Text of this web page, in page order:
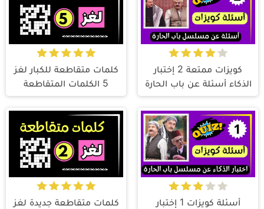
كويزات ممتعة 2 إختبار
الذكاء أسئلة عن باب الحارة
كلمات متقاطعة للكبار لغز
5 الكلمات المتقاطعة
أسئلة كويزات 1 إختبار
كلمات متقاطعة جديدة لغز